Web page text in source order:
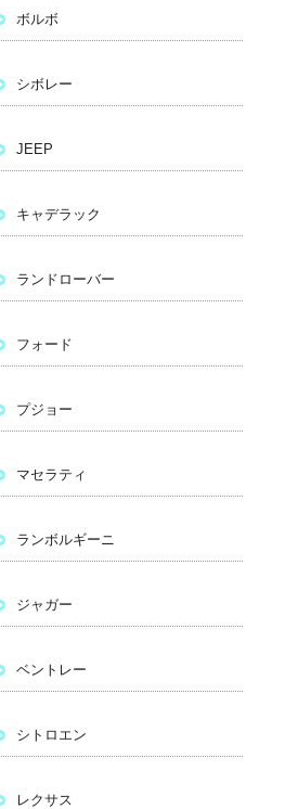
ボルボ
シボレー
JEEP
キャデラック
ランドローバー
フォード
プジョー
マセラティ
ランボルギーニ
ジャガー
ベントレー
シトロエン
レクサス